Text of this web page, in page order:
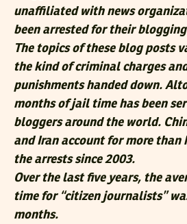
unaffiliated with news
been arrested for their
The topics of these blog posts
the kind of criminal charges
punishments handed down.
months of jail time has been
bloggers around the world.
and Iran account for more
the arrests since 2003.
Over the last five years, the
time for “citizen journalists”
months.